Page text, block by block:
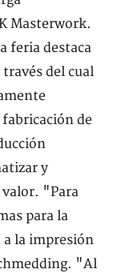
Masterwork.
feria destaca
del cual
fabricación de
y
valor. "Para
para la
a la impresión
"Al